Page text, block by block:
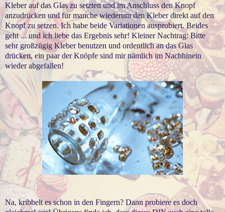
Kleber auf das Glas zu setzten und im Anschluss den Knopf
anzudrücken und für manche wiederum den Kleber direkt auf den
Knopf zu setzen. Ich habe beide Variationen ausprobiert. Beides
geht ... und ich liebe das Ergebnis sehr! Kleiner Nachtrag: Bitte
sehr großzügig Kleber benutzen und ordentlich an das Glas
drücken, ein paar der Knöpfe sind mir nämlich im Nachhinein
wieder abgefallen!
Na, kribbelt es schon in den Fingern? Dann probiere es doch